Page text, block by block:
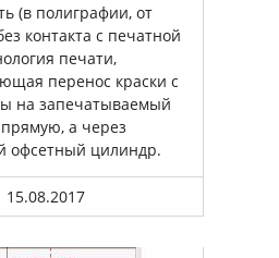
(в полиграфии, от
контакта с печатной
печати,
перенос краски с
на запечатываемый
а через
офсетный цилиндр.
15.08.2017